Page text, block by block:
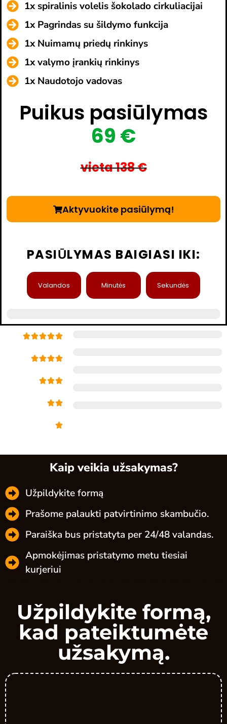
1x spiralinis volelis šokolado cirkuliacijai
1x Pagrindas su šildymo funkcija
1x Nuimamų priedų rinkinys
1x valymo įrankių rinkinys
1x Naudotojo vadovas
Puikus pasiūlymas
69 €
vieta 138 €
Aktyvuokite pasiūlymą!
PASIŪLYMAS BAIGIASI IKI:
Valandos Minutės Sekundės
Kaip veikia užsakymas?
Užpildykite formą
Prašome palaukti patvirtinimo skambučio.
Paraiška bus pristatyta per 24/48 valandas.
Apmokėjimas pristatymo metu tiesiai
kurjeriui
Užpildykite formą,
kad pateiktumėte
užsakymą.